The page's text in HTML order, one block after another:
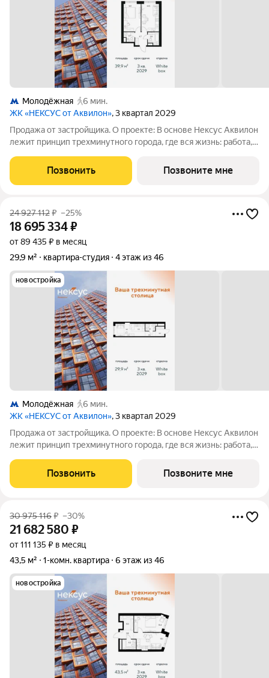
Молодёжная
6 мин.
ЖК «НЕКСУС от Аквилон», 3 квартал 2029
Продажа от застройщика. О проекте: В основе Нексус Аквилон
лежит принцип трехминутного города, где вся жизнь: работа,
шаговой доступности. Он не просто экономит время, а
кардинально
Позвонить Позвоните мне
24 927 112₽ –25%
18 695 334₽
от 89 435 ₽ в месяц
29,9 м²
квартира-студия 4 этаж из 46
новостройка
Молодёжная
6 мин.
ЖК «НЕКСУС от Аквилон», 3 квартал 2029
Продажа от застройщика. О проекте: В основе Нексус Аквилон
лежит принцип трехминутного города, где вся жизнь: работа,
шаговой доступности. Он не просто экономит время, а
кардинально
Позвонить Позвоните мне
30 975 116₽ –30%
21 682 580 ₽
от 111 135 ₽ в месяц
43,5 м²
1-комн. квартира 6 этаж из 46
новостройка